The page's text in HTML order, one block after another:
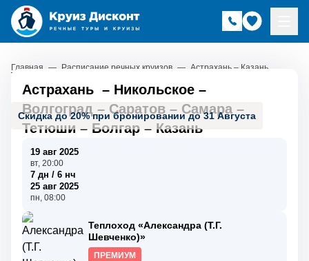
Главная — Расписание речных круизов — Астрахань – Казань
Скидка до 20% при бронировании до 31 Августа
Астрахань – Никольское –
Волгоград – Саратов – Самара –
Тетюши – Болгар – Казань
19 авг 2025
вт, 20:00
7 дн / 6 нч
25 авг 2025
пн, 08:00
Теплоход «Александра (Т.Г.
Шевченко)»
ПРЕМИУМ